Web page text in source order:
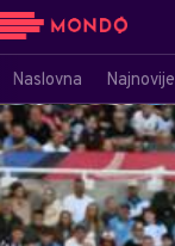
Naslovna Najnovije